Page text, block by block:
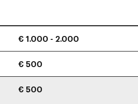
€ 1.000 - 2.000
€ 500
€ 500